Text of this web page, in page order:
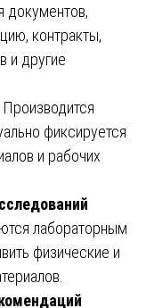
документов,
контракты,
и другие
Производится
фиксируется
и рабочих
лабораторным
физические и